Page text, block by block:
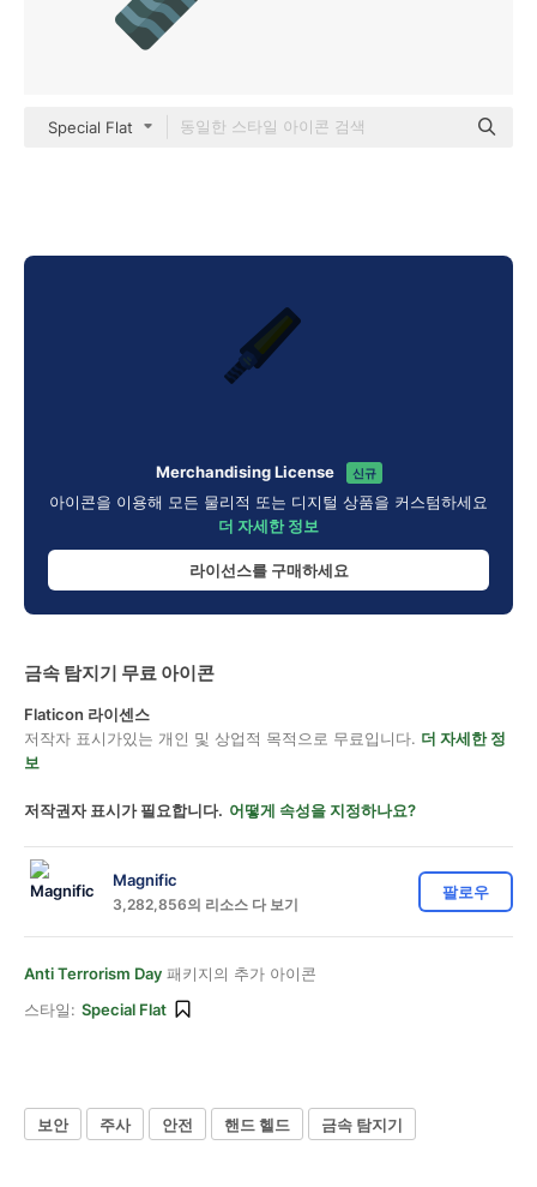
Special Flat
Merchandising License 신규
아이콘을 이용해 모든 물리적 또는 디지털 상품을 커스텀하세요
더 자세한 정보
라이선스를 구매하세요
금속 탐지기 무료 아이콘
Flaticon 라이센스
저작자 표시가있는 개인 및 상업적 목적으로 무료입니다. 더 자세한 정
보
저작권자 표시가 필요합니다. 어떻게 속성을 지정하나요?
Magnific
3,282,856의 리소스 다 보기
팔로우
Anti Terrorism Day 패키지의 추가 아이콘
스타일: Special Flat
보안 주사 안전 핸드 헬드 금속 탐지기